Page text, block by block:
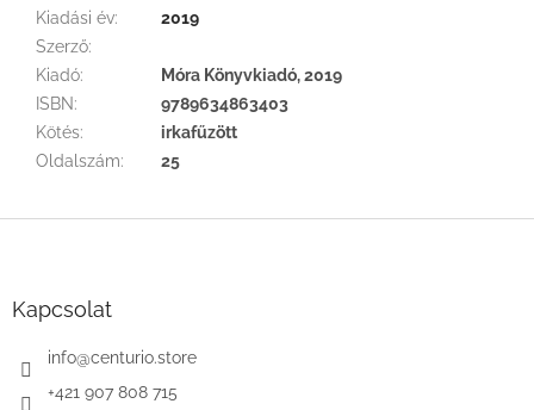
Kiadási év:
2019
Szerző:
Kiadó:
Móra Könyvkiadó, 2019
ISBN:
9789634863403
Kötés:
irkafűzött
Oldalszám: 25
Kapcsolat
info@centurio.store
+421 907 808 715